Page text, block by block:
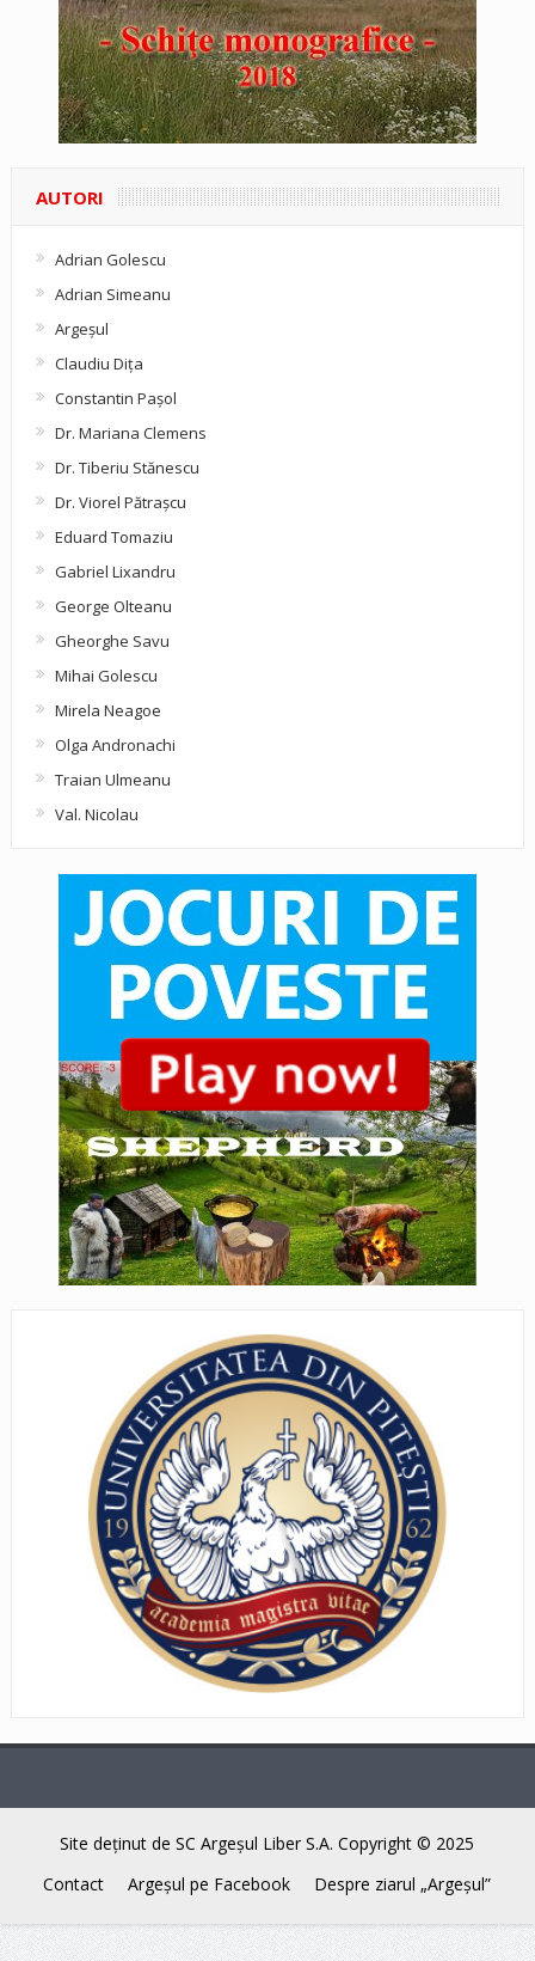
AUTORI
Adrian Golescu
Adrian Simeanu
Argeşul
Claudiu Diţa
Constantin Pașol
Dr. Mariana Clemens
Dr. Tiberiu Stănescu
Dr. Viorel Pătraşcu
Eduard Tomaziu
Gabriel Lixandru
George Olteanu
Gheorghe Savu
Mihai Golescu
Mirela Neagoe
Olga Andronachi
Traian Ulmeanu
Val. Nicolau
Site deţinut de SC Argeşul Liber S.A. Copyright © 2025
Contact
Argeşul pe Facebook Despre ziarul „Argeşul”